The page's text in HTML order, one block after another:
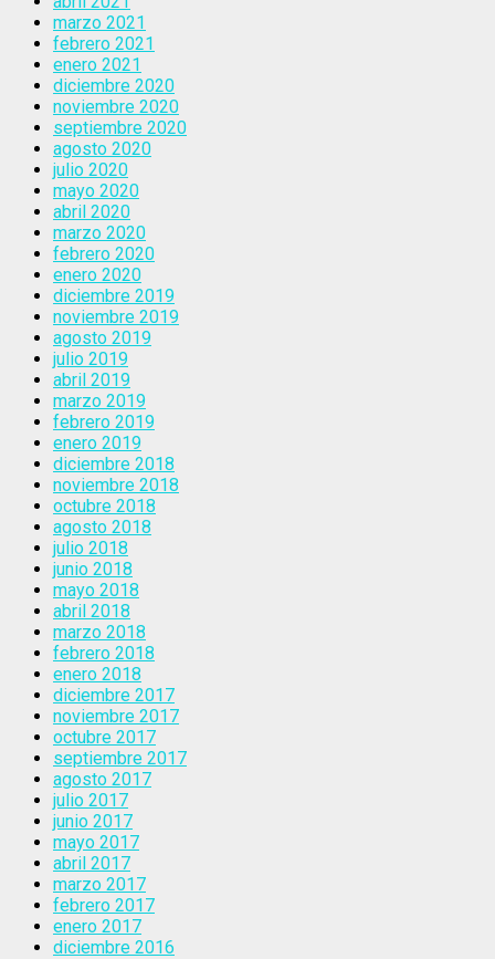
marzo 2021
febrero 2021
enero 2021
diciembre 2020
noviembre 2020
septiembre 2020
agosto 2020
julio 2020
mayo 2020
abril 2020
marzo 2020
febrero 2020
enero 2020
diciembre 2019
noviembre 2019
agosto 2019
julio 2019
abril 2019
marzo 2019
febrero 2019
enero 2019
diciembre 2018
noviembre 2018
octubre 2018
agosto 2018
julio 2018
junio 2018
mayo 2018
abril 2018
marzo 2018
febrero 2018
enero 2018
diciembre 2017
noviembre 2017
octubre 2017
septiembre 2017
agosto 2017
julio 2017
junio 2017
mayo 2017
abril 2017
marzo 2017
febrero 2017
enero 2017
diciembre 2016